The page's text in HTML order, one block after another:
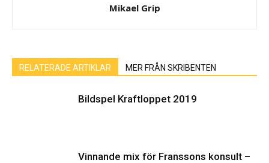
Mikael Grip
RELATERADE ARTIKLAR MER FRÅN SKRIBENTEN
Bildspel Kraftloppet 2019
Vinnande mix för Franssons konsult –